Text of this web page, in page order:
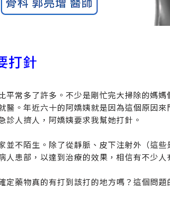
打針
平常多了許多。不少是剛忙完大掃除的媽
醫。年近六十的阿嬌姨就是因為這個原因
診人擠人，阿嬌姨要求我幫她打針。
並不陌生。除了從靜脈、皮下注射外（這
人患部，以達到治療的效果，相信有不少人
定藥物真的有打到該打的地方嗎？這個問